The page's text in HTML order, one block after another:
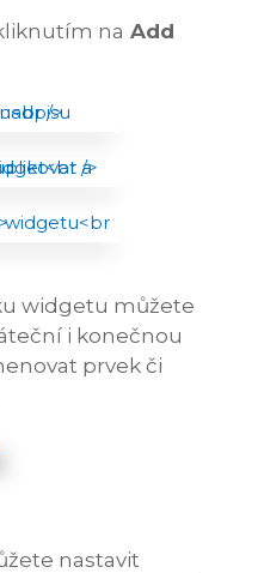
na Add
widgetu můžete
i konečnou
prvek či
nastavit